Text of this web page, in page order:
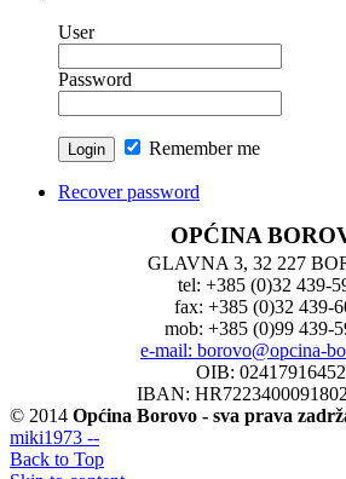
User
Password
Remember me
Recover password
OPĆINA
GLAVNA 3, 32 227
tel: +385 (0)32 439-
fax: +385 (0)32 439-
mob: +385 (0)99 439-
e-mail: borovo@opcina-
OIB: 02417916452
IBAN:
© 2014 Općina Borovo - sva prava
miki1973 --
Back to Top